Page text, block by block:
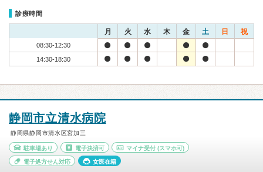
診療時間
月 火 水 木 金 土 日 祝
08:30-12:30
14:30-18:30
静岡市立清水病院
静岡県静岡市清水区宮加三
駐車場あり 電子決済可 マイナ受付 (スマホ可)
電子処方せん対応 女医在籍